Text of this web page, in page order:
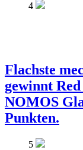
4
Flachste
gewinnt
NOMOS
Punkten.
5